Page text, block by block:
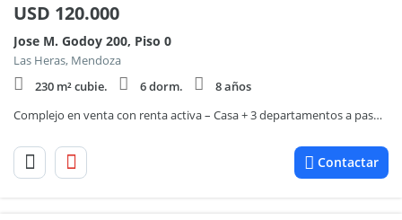
USD 120.000
Jose M. Godoy 200, Piso 0
Las Heras, Mendoza
230 m² cubie.
6 dorm.
8 años
Complejo en venta con renta activa – Casa + 3 departamentos a pasos de calle Mitre
Contactar